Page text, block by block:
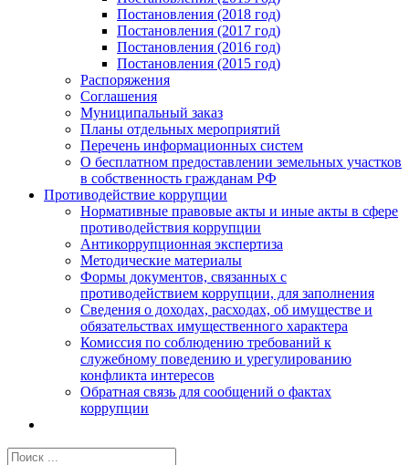
Постановления (2018 год)
Постановления (2017 год)
Постановления (2016 год)
Постановления (2015 год)
Распоряжения
Соглашения
Муниципальный заказ
Планы отдельных мероприятий
Перечень информационных систем
О бесплатном предоставлении земельных участков
в собственность гражданам РФ
Противодействие коррупции
Нормативные правовые акты и иные акты в сфере
противодействия коррупции
Антикоррупционная экспертиза
Методические материалы
Формы документов, связанных с
противодействием коррупции, для заполнения
Сведения о доходах, расходах, об имуществе и
обязательствах имущественного характера
Комиссия по соблюдению требований к
служебному поведению и урегулированию
конфликта интересов
Обратная связь для сообщений о фактах
коррупции
Результат